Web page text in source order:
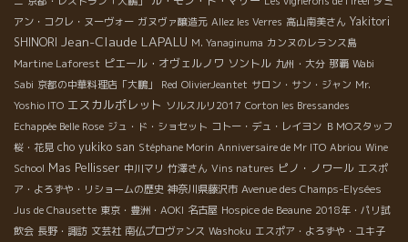
アン・コクレ・ヌーヴォー ガヌヴァ醸造元 Allez les Verres 高山南美さん Yakitori
SHINORI Jean-Claude LAPALU M. Yanaginuma カンヌのレランス島
Martine Laforest ピエール・オヴェルノワ ソントル 九州・大分 那覇 Wabi
Sabi 京都の中華料理店「大鵬」 Red OlivierJeantet サロン・サン・ジャン Mr.
Yoshio ITO エスカルポレット ソルスルリ2017 Corton les Bressandes
Echappée Belle Rose ジュ・ド・ショセット コトー・デュ・レイヨン ＢＭОスタッフ
桜・花見 cho yukiko san Stéphane Morin Anniversaire de Mr ITO Abriou Wine
School Mas Pellisser 中川マリ 竹澤さん Vins natures ピノ・ノワール エスポ
ア・よろずや・リショームの歴史 神奈川県藤沢市 Avenue des Champs-Elysées
Jus de Chausette 東京・豊洲・AOKI 名古屋 Hospice de Beaune 2018年・パリ試
飲会 長野・諏訪 文芸社 南仏プロヴァンス Washoku エスポア・よろずや・ユキ子